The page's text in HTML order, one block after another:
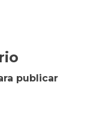
publicar